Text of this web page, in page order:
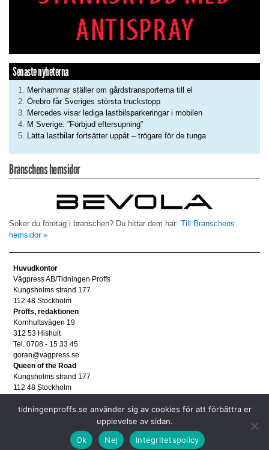
Senaste nyheterna
Menhammar ställer om gårdstransporterna till el
Örebro får Sveriges största truckstopp
Mercedes visar lediga lastbilsparkeringar i mobilen
M Sverige: ”Förbjud eftersupning”
Lätta lastbilar fortsätter uppåt – trögare för de tunga
Branschens hemsidor
Söker du företag i branschen? Du hittar dem här: Till Branschens
hemsidor »
Huvudkontor
Vägpress AB/Tidningen Proffs
Kungsholms strand 177
112 48 Stockholm
Proffs, redaktionen
Kornhultsvägen 19
312 53 Hishult
Tel. 0708 - 15 33 45
goran@vagpress.se
Queen of the Road
Kungsholms strand 177
112 48 Stockholm
Tel. 08 - 653 83 80
Personuppgifter/GDPR
tidningenproffs.se använder sig av cookies för att förbättra er
upplevelse av sidan.
Ok
Nej Integritetspolicy